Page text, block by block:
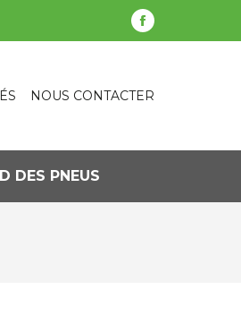
La
s'ouvre
une
NOUS CONTACTER
DES PNEUS